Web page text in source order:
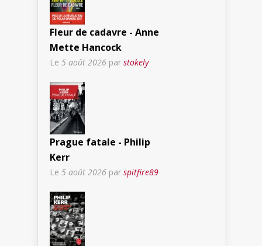
Fleur de cadavre - Anne
Mette Hancock
Le 5 août 2026 par stokely
Prague fatale - Philip
Kerr
Le 5 août 2026 par spitfire89